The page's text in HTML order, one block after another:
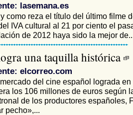
lasemana.es
como reza el título del último filme
IVA cultural al 21 por ciento el
de 2012 haya sido la mejor
una taquilla histórica
elcorreo.com
del cine español lograda
los 106 millones de euros según
de los productores españoles,
pecho»,...